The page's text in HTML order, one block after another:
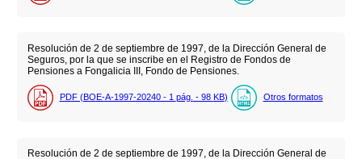
Resolución de 2 de septiembre de 1997, de la Dirección General de
Seguros, por la que se inscribe en el Registro de Fondos de
Pensiones a Fongalicia III, Fondo de Pensiones.
PDF (BOE-A-1997-20240 - 1 pág. - 98 KB) Otros formatos
Resolución de 2 de septiembre de 1997, de la Dirección General de